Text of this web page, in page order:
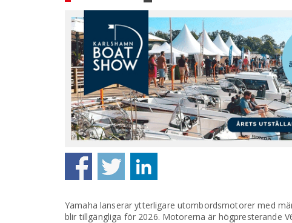
Yamaha lanserar ytterligare utombordsmotorer med
blir tillgängliga för 2026. Motorerna är högpresterande